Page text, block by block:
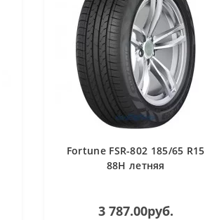
Fortune FSR-802 185/65 R15
88H летняя
3 787.00руб.